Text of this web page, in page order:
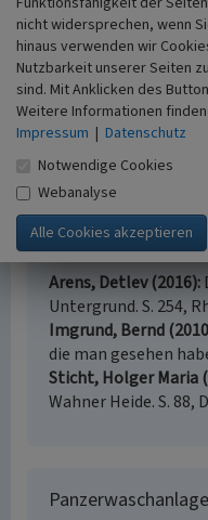
www.pigasus.de:
Panzerwaschanlage
www.wahnerheide.net :
Panzerwaschanlage
koelschgaenger.net:
van Langen, abgerufen
de.wikipedia.org:
15.09.2011)
Literatur
Arens, Detlev (2016)
Untergrund. S. 254,
Imgrund, Bernd
die man gesehen
Sticht, Holger Maria
Wahner Heide. S. 88,
nicht widersprechen, wenn
hinaus verwenden wir
Nutzbarkeit unserer Seiten
sind. Mit Anklicken des
Weitere Informationen
Impressum | Datenschutz
Notwendige Cookies
Webanalyse